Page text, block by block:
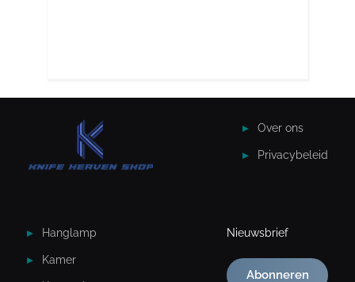
Over ons
Privacybeleid
Hanglamp
Kamer
Nieuwsbrief
Abonneren